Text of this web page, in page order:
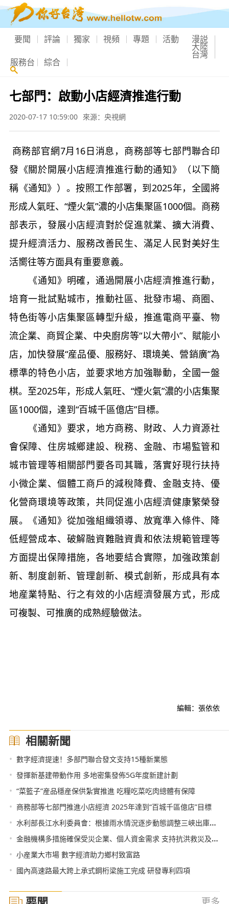
要聞 評論 獨家 視頻 專題 活動 漫説
大陸
台灣
服務台 綜合
七部門：啟動小店經濟推進行動
2020-07-17 10:59:00 來源：央視網
商務部官網7月16日消息，商務部等七部門聯合印
發《關於開展小店經濟推進行動的通知》（以下簡
稱《通知》）。按照工作部署，到2025年，全國將
形成人氣旺、“煙火氣”濃的小店集聚區1000個。商務
部表示，發展小店經濟對於促進就業、擴大消費、
提升經濟活力、服務改善民生、滿足人民對美好生
活嚮往等方面具有重要意義。
《通知》明確，通過開展小店經濟推進行動，
培育一批試點城市，推動社區、批發市場、商圈、
特色街等小店集聚區轉型升級，推進電商平臺、物
流企業、商貿企業、中央廚房等“以大帶小”、賦能小
店，加快發展“産品優、服務好、環境美、營銷廣”為
標準的特色小店，並要求地方加強聯動，全國一盤
棋。至2025年，形成人氣旺、“煙火氣”濃的小店集聚
區1000個，達到“百城千區億店”目標。
《通知》要求，地方商務、財政、人力資源社
會保障、住房城鄉建設、稅務、金融、市場監管和
城市管理等相關部門要各司其職，落實好現行扶持
小微企業、個體工商戶的減稅降費、金融支持、優
化營商環境等政策，共同促進小店經濟健康繁榮發
展。《通知》從加強組織領導、放寬準入條件、降
低經營成本、破解融資難融資貴和依法規範管理等
方面提出保障措施，各地要結合實際，加強政策創
新、制度創新、管理創新、模式創新，形成具有本
地産業特點、行之有效的小店經濟發展方式，形成
可複製、可推廣的成熟經驗做法。
編輯：張依依
相關新聞
• 數字經濟提速！多部門聯合發文支持15種新業態
• 發揮新基建帶動作用 多地密集發佈5G年度新建計劃
• “菜籃子”産品穩産保供紮實推進 吃糧吃菜吃肉總體有保障
• 商務部等七部門推進小店經濟 2025年達到“百城千區億店”目標
• 水利部長江水利委員會：根據雨水情況逐步動態調整三峽出庫流量
• 金融機構多措施確保受災企業、個人資金需求 支持抗洪救災及生産生活恢復
• 小産業大市場 數字經濟助力鄉村致富路
• 國內高速路最大跨上承式鋼桁梁施工完成 研發專利四項
更多